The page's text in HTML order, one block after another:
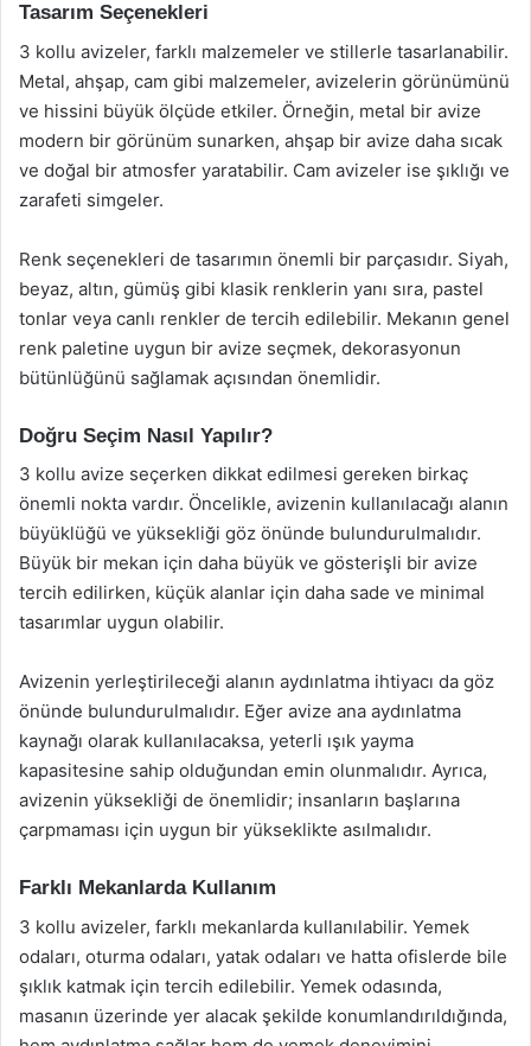
Tasarım Seçenekleri
3 kollu avizeler, farklı malzemeler ve stillerle tasarlanabilir.
Metal, ahşap, cam gibi malzemeler, avizelerin görünümünü
ve hissini büyük ölçüde etkiler. Örneğin, metal bir avize
modern bir görünüm sunarken, ahşap bir avize daha sıcak
ve doğal bir atmosfer yaratabilir. Cam avizeler ise şıklığı ve
zarafeti simgeler.
Renk seçenekleri de tasarımın önemli bir parçasıdır. Siyah,
beyaz, altın, gümüş gibi klasik renklerin yanı sıra, pastel
tonlar veya canlı renkler de tercih edilebilir. Mekanın genel
renk paletine uygun bir avize seçmek, dekorasyonun
bütünlüğünü sağlamak açısından önemlidir.
Doğru Seçim Nasıl Yapılır?
3 kollu avize seçerken dikkat edilmesi gereken birkaç
önemli nokta vardır. Öncelikle, avizenin kullanılacağı alanın
büyüklüğü ve yüksekliği göz önünde bulundurulmalıdır.
Büyük bir mekan için daha büyük ve gösterişli bir avize
tercih edilirken, küçük alanlar için daha sade ve minimal
tasarımlar uygun olabilir.
Avizenin yerleştirileceği alanın aydınlatma ihtiyacı da göz
önünde bulundurulmalıdır. Eğer avize ana aydınlatma
kaynağı olarak kullanılacaksa, yeterli ışık yayma
kapasitesine sahip olduğundan emin olunmalıdır. Ayrıca,
avizenin yüksekliği de önemlidir; insanların başlarına
çarpmaması için uygun bir yükseklikte asılmalıdır.
Farklı Mekanlarda Kullanım
3 kollu avizeler, farklı mekanlarda kullanılabilir. Yemek
odaları, oturma odaları, yatak odaları ve hatta ofislerde bile
şıklık katmak için tercih edilebilir. Yemek odasında,
masanın üzerinde yer alacak şekilde konumlandırıldığında,